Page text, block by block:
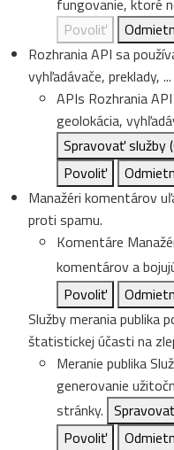
fungovanie, ktoré
Povoliť
Rozhrania API sa
vyhľadávače, preklady, ...
APIs Rozhrania
geolokácia,
Spravovať služby
Povoliť
Manažéri komentárov
proti spamu.
Komentáre
komentárov a
Povoliť
Služby merania publika
štatistickej účasti na
Meranie publika
generovanie
stránky.
Povoliť